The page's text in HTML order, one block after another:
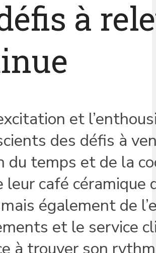
à
et
des défis à
du temps et de la
leur café
également de
et le service